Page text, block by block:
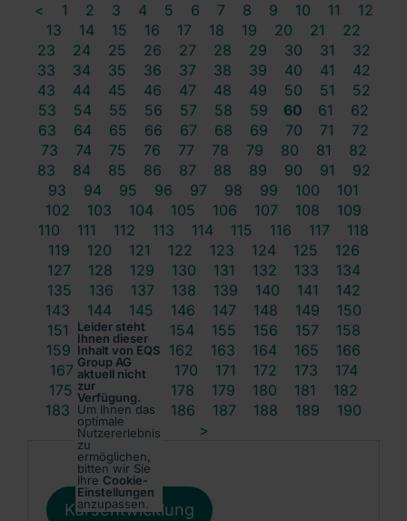
< 1 2 3 4 5 6 7 8 9 10 11
12
13
14 15 16 17 18 19 20 21
22
23
24 25 26 27 28 29 30 31
32
33
34 35 36 37 38 39 40 41
42
43
44 45 46 47 48 49 50 51
52
53
54 55 56 57 58 59 60 61
62
63
64 65 66 67 68 69 70 71
72
73
74 75 76 77 78 79 80 81
82
83
84 85 86 87 88 89 90 91
92
93
94 95 96 97 98 99 100
101
102
103 104 105 106 107 108
109
110
111 112 113 114 115 116 117
118
119
120 121 122 123 124 125
126
127
128 129 130 131 132 133
134
135
136 137 138 139 140 141
142
143
144 145 146 147 148 149
150
151
152 153 154 155 156 157
158
159
160 161 162 163 164 165
166
167
168 169 170 171 172 173
174
175
176 178 179 180 181
182
183
184 185 186 187 188 189
190
>
Leider steht
Ihnen dieser
Inhalt von EQS
Group AG
aktuell nicht
zur
Verfügung.
Um Ihnen das
optimale
Nutzererlebnis
zu
ermöglichen,
bitten wir Sie
Ihre Cookie-
Einstellungen
anzupassen.
Kursentwicklung